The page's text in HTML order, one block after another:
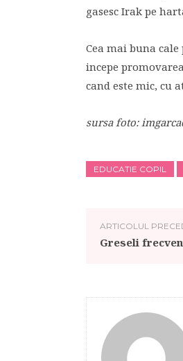
gasesc Irak pe
Cea mai buna
incepe
cand este mic, cu
sursa foto:
EDUCATIE COPIL
ARTICOLUL
Greseli